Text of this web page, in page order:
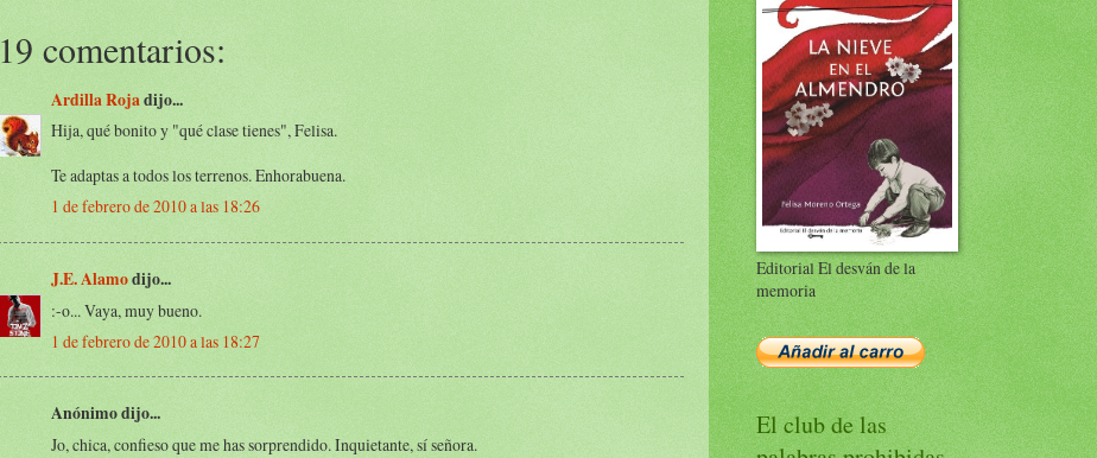
19 comentarios:
Ardilla Rojadijo...
Hija, qué bonito y "qué clase tienes", Felisa.
Te adaptas a todos los terrenos. Enhorabuena.
1 de febrero de 2010 a las 18:26
J.E. Alamodijo...
:-o... Vaya, muy bueno.
1 de febrero de 2010 a las 18:27
Anónimo dijo...
Jo, chica, confieso que me has sorprendido. Inquietante, sí señora.
Editorial El desván de la
memoria
El club de las